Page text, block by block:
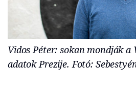
Vidos Péter: sokan mondják a
adatok Prezije. Fotó: